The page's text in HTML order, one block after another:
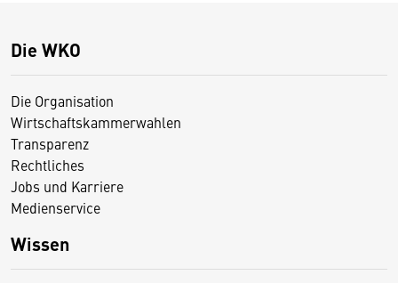
Die WKO
Die Organisation
Wirtschaftskammerwahlen
Transparenz
Rechtliches
Jobs und Karriere
Medienservice
Wissen